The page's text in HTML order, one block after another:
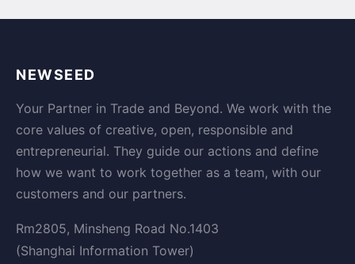
NEWSEED
Your Partner in Trade and Beyond. We work with the
core values of creative, open, responsible and
entrepreneurial. They guide our actions and define
how we want to work together as a team, with our
customers and our partners.
Rm2805, Minsheng Road No.1403
(Shanghai Information Tower)